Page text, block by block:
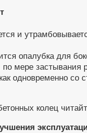
и
опалубка для
по мере
одновременно
колец